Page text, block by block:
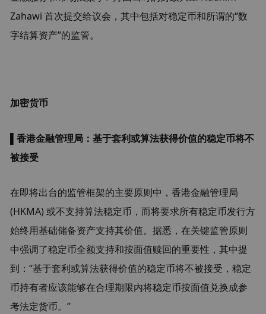
Zahawi 首次提交给议会，其中包括对稳定币和所谓的“数
字结算资产”的监管。
加密货币
▌香港金融管理局：基于套利或算法获得价值的稳定币将不
被接受
在即将出台的监管框架的主要原则中，香港金融管理局
(HKMA) 或不支持算法稳定币，而将要求所有稳定币发行方
始终用基础储备资产支持其价值。据悉，在关键监管原则
中强调了稳定币全额支持和按面值赎回的重要性，其中提
到：“基于套利或算法获得价值的稳定币将不被接受，稳定
币持有者应该能够在合理期限内将稳定币按面值兑换成参
考法定货币。”